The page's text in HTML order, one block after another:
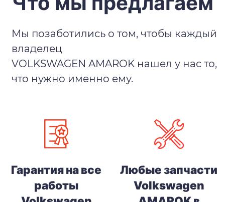
Мы позаботились о том, чтобы каждый
владелец
VOLKSWAGEN AMAROK нашел у нас то,
что нужно именно ему.
Гарантия на все
работы
Любые запчасти
Volkswagen